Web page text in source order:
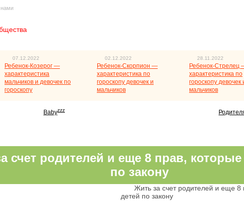
07.12.2022
Ребенок-Козерог —
характеристика
мальчиков и девочек по
гороскопу
02.12.2022
Ребенок-Скорпион —
характеристика по
гороскопу девочек и
мальчиков
28.11.2022
Ребенок-Стрелец
характеристика по
гороскопу девочек
мальчиков
Babyzzz
Жить за счет родителей и еще 8
детей по закону
счет родителей и еще 8 прав, которые
по закону